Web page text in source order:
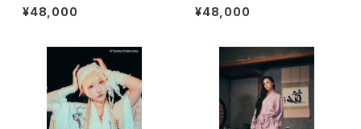
松絞り
¥48,000
テキスタイル / ブルー グレー /
綿
¥48,000